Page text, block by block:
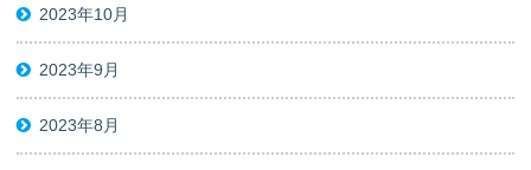
2023年10月
2023年9月
2023年8月